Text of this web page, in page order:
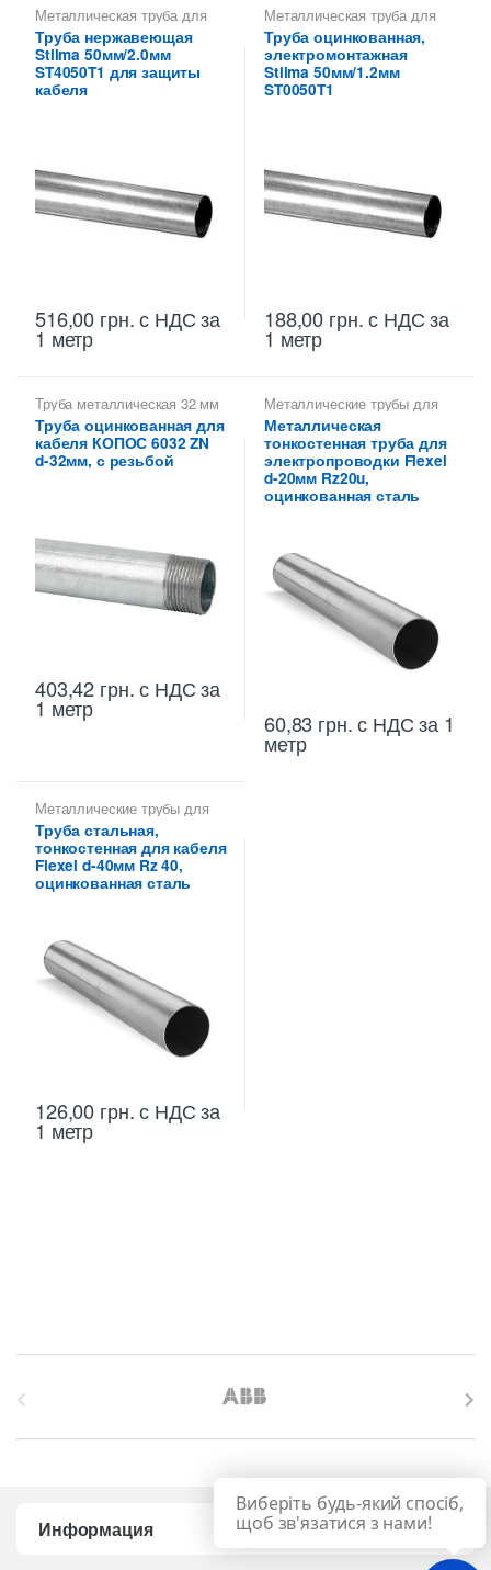
Металлическая труба для
кабеля
металлическая 50 мм для
электропроводки,Труба
тонкостенная для
электропроводки
Труба нержавеющая
Stilma 50мм/2.0мм
ST4050T1 для защиты
кабеля
516,00 грн.с НДС за
1 метр
Металлическая труба для
кабеля
металлическая 50 мм для
электропроводки,Труба
тонкостенная для
электропроводки
Труба оцинкованная,
электромонтажная
Stilma 50мм/1.2мм
ST0050T1
188,00 грн.с НДС за
1 метр
Труба металлическая 32 мм
для электропроводки
Труба оцинкованная для
кабеля КОПОС 6032 ZN
d-32мм, с резьбой
403,42 грн.с НДС за
1 метр
Металлические трубы для
электропроводки 20 мм ,
Труба тонкостенная для
электропроводки
Металлическая
тонкостенная труба для
электропроводки Flexel
d-20мм Rz20u,
оцинкованная сталь
60,83 грн.с НДС за 1
метр
Металлические трубы для
прокладки кабеля 40 мм
Труба тонкостенная для
электропроводки
Труба стальная,
тонкостенная для кабеля
Flexel d-40мм Rz 40,
оцинкованная сталь
126,00 грн.с НДС за
1 метр
Информация
Виберіть будь-який спосіб,
щоб зв'язатися з нами!